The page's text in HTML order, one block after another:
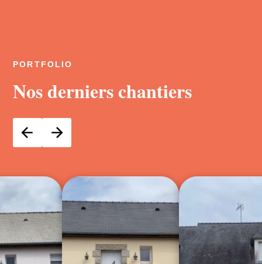
PORTFOLIO
Nos derniers chantiers